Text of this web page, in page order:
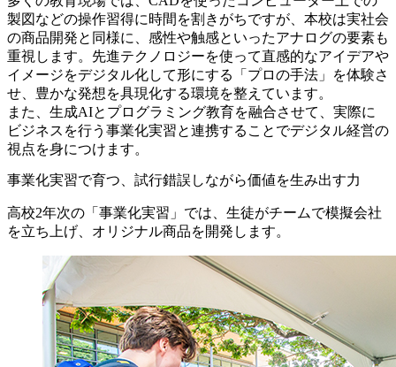
製図などの操作習得に時間を割きがちですが、本校は実社会
の商品開発と同様に、感性や触感といったアナログの要素も
重視します。先進テクノロジーを使って直感的なアイデアや
イメージをデジタル化して形にする「プロの手法」を体験さ
せ、豊かな発想を具現化する環境を整えています。
また、生成AIとプログラミング教育を融合させて、実際に
ビジネスを行う事業化実習と連携することでデジタル経営の
視点を身につけます。
事業化実習で育つ、試行錯誤しながら価値を生み出す力
高校2年次の「事業化実習」では、生徒がチームで模擬会社
を立ち上げ、オリジナル商品を開発します。